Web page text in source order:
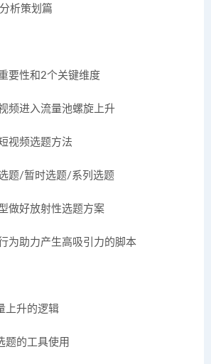
析策划篇
要性和2个关键维度
频进入流量池螺旋上升
视频选题方法
题/暂时选题/系列选题
做好放射性选题方案
为助力产生高吸引力的脚本
上升的逻辑
题的工具使用